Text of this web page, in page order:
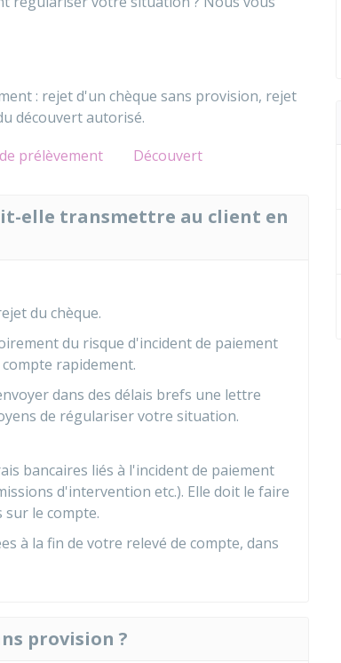
: rejet d'un chèque sans provision, rejet
découvert autorisé.
prélèvement Découvert
elle transmettre au client en
du chèque.
du risque d'incident de paiement
rapidement.
dans des délais brefs une lettre
de régulariser votre situation.
bancaires liés à l'incident de paiement
d'intervention etc.). Elle doit le faire
le compte.
à la fin de votre relevé de compte, dans
provision ?